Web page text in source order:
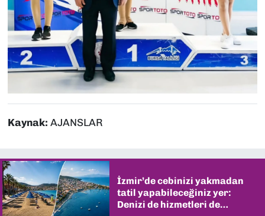
Kaynak: AJANSLAR
İzmir’de cebinizi yakmadan
tatil yapabileceğiniz yer:
Denizi de hizmetleri de